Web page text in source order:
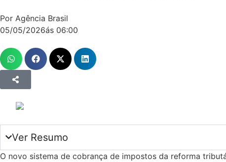
Por Agência Brasil
05/05/2026ás 06:00
Ver Resumo
O novo sistema de cobrança de impostos da reforma